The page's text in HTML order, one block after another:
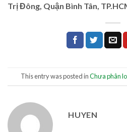
Trị Đông, Quận Bình Tân,
This entry was posted inChưa phân
HUYEN